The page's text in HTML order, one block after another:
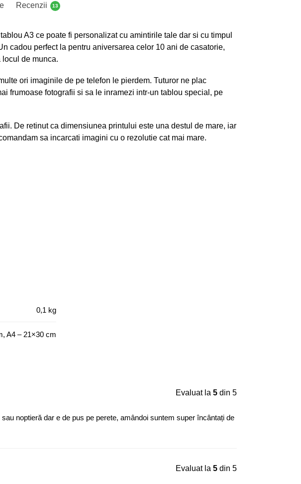
Recenzii 13
A3 ce poate fi personalizat cu amintirile tale dar si cu timpul
cadou perfect la pentru aniversarea celor 10 ani de casatorie,
locul de munca.
ori imaginile de pe telefon le pierdem. Tuturor ne plac
frumoase fotografii si sa le inramezi intr-un tablou special, pe
De retinut ca dimensiunea printului este una destul de mare, iar
sa incarcati imagini cu o rezolutie cat mai mare.
0,1 kg
A4 – 21×30 cm
Evaluat la5 din 5
noptieră dar e de pus pe perete, amândoi suntem super încântați de
Evaluat la5 din 5